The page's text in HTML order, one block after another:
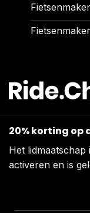
20% korting op
Het lidmaatschap
activeren en is